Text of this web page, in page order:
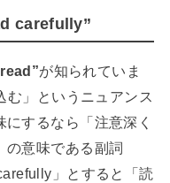
carefully”
が知られていま
む」というニュアンス
するなら「注意深く
の意味である副詞
」とすると「読